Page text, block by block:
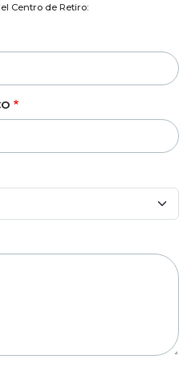
Centro de Retiro: